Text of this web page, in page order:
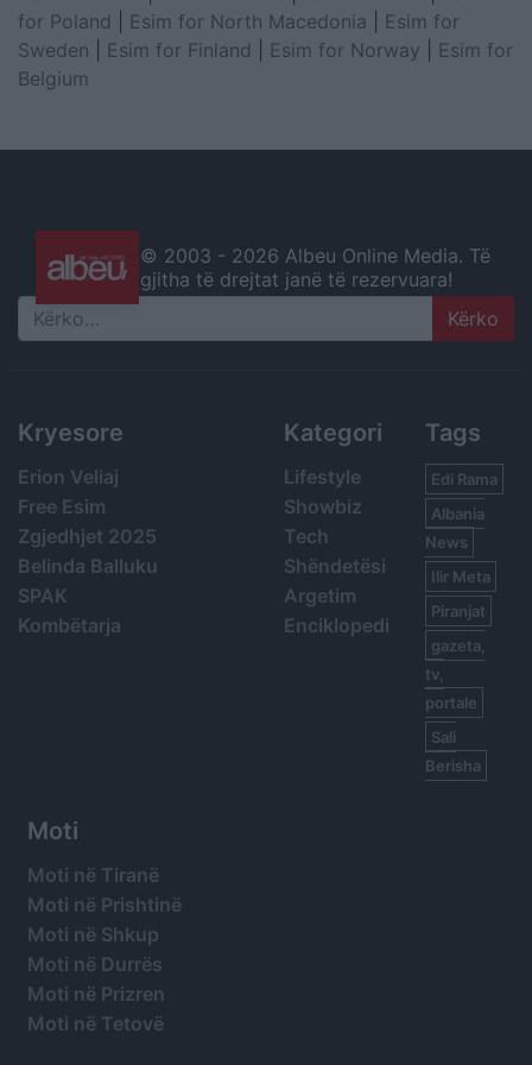
for Poland
Esim for North Macedonia
Esim for
Sweden
Esim for Finland Esim for Norway
Esim for
Belgium
© 2003 - 2026 Albeu Online Media. Të
gjitha të drejtat janë të rezervuara!
Search
Kryesore
Erion Veliaj
Free Esim
Zgjedhjet 2025
Belinda Balluku
SPAK
Kombëtarja
Kategori
Lifestyle
Showbiz
Tech
Shëndetësi
Argetim
Enciklopedi
Tags
Edi Rama
Albania
News
Ilir Meta
Piranjat
gazeta,
tv,
portale
Sali
Berisha
Moti
Moti në Tiranë
Moti në Prishtinë
Moti në Shkup
Moti në Durrës
Moti në Prizren
Moti në Tetovë